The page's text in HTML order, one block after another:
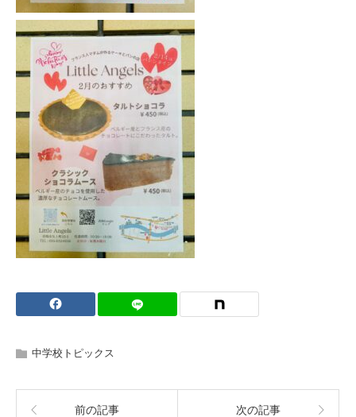
中学校トピックス
前の記事 次の記事